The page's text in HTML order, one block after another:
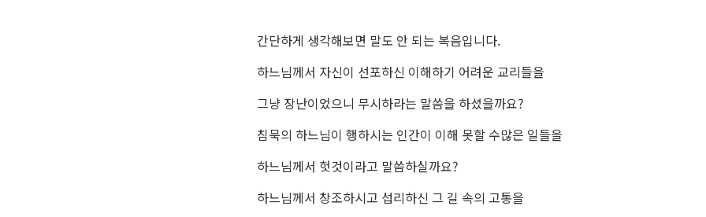
간단하게 생각해보면 말도 안 되는 복음입니다.
하느님께서 자신이 선포하신 이해하기 어려운 교리들을
그냥 장난이었으니 무시하라는 말씀을 하셨을까요?
침묵의 하느님이 행하시는 인간이 이해 못할 수많은 일들을
하느님께서 헛것이라고 말씀하실까요?
하느님께서 창조하시고 섭리하신 그 길 속의 고통을